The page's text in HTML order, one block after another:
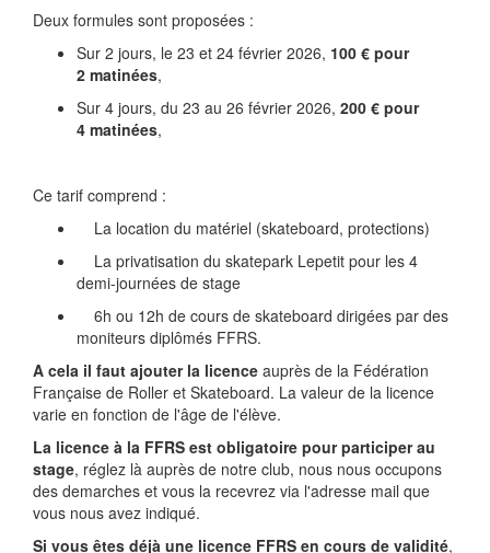
Deux formules sont proposées :
Sur 2 jours, le 23 et 24 février 2026, 100 € pour
2 matinées,
Sur 4 jours, du 23 au 26 février 2026, 200 € pour
4 matinées,
Ce tarif comprend :
La location du matériel (skateboard, protections)
La privatisation du skatepark Lepetit pour les 4
demi-journées de stage
6h ou 12h de cours de skateboard dirigées par des
moniteurs diplômés FFRS.
A cela il faut ajouter la licence auprès de la Fédération
Française de Roller et Skateboard. La valeur de la licence
varie en fonction de l'âge de l'élève.
La licence à la FFRS est obligatoire pour participer au
stage, réglez là auprès de notre club, nous nous occupons
des demarches et vous la recevrez via l'adresse mail que
vous nous avez indiqué.
Si vous êtes déjà une licence FFRS en cours de validité,